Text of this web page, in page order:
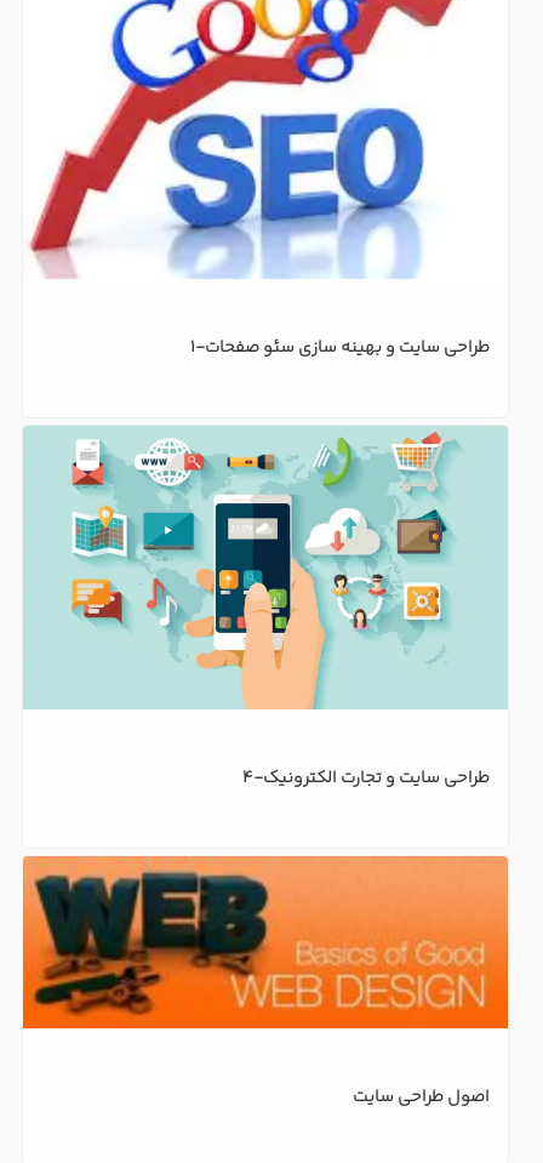
طراحی سایت و بهینه سازی سئو صفحات-1
طراحی سایت و تجارت الکترونیک-4
اصول طراحی سایت